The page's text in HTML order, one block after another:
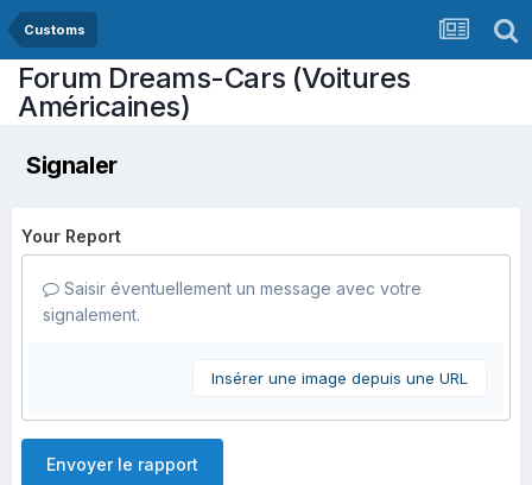
Customs
Forum Dreams-Cars (Voitures
Américaines)
Signaler
Your Report
Saisir éventuellement un message avec votre
signalement.
Insérer une image depuis une URL
Envoyer le rapport